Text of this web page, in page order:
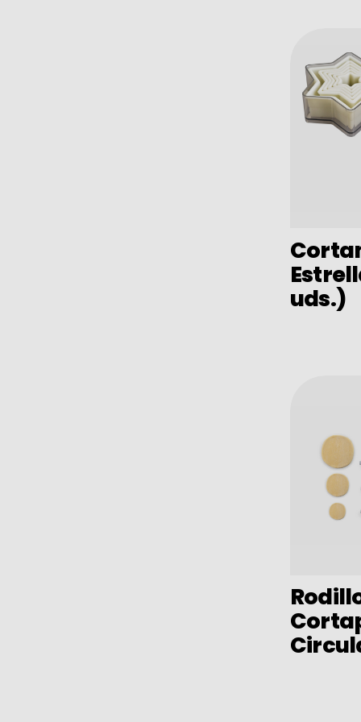
uds.)